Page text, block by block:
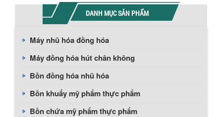
DANH MỤC SẢN PHẨM
Máy nhũ hóa đồng hóa
Máy đồng hóa hút chân không
Bồn đồng hóa nhũ hóa
Bồn khuấy mỹ phẩm thực phẩm
Bồn chứa mỹ phẩm thực phẩm